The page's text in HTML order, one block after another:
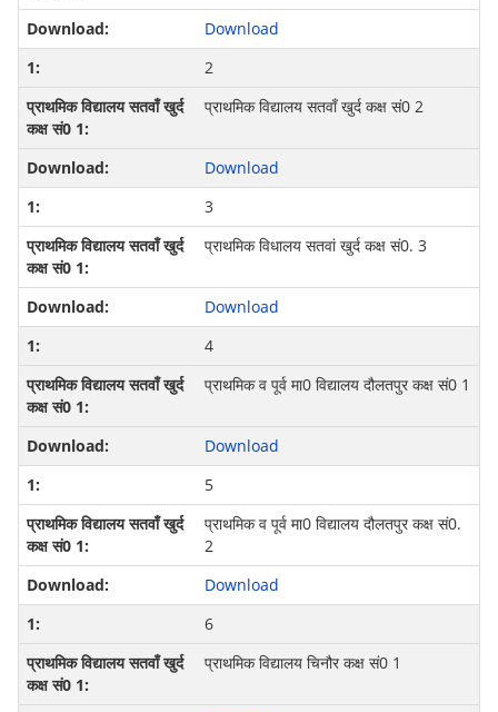
Download
2
प्राथमिक विद्यालय सतवाँ खुर्द कक्ष सं0 2
Download
3
प्राथमिक विधालय सतवां खुर्द कक्ष सं0. 3
Download
4
प्राथमिक व पूर्व मा0 विद्यालय दौलतपुर कक्ष सं0 1
Download
5
प्राथमिक व पूर्व मा0 विद्यालय दौलतपुर कक्ष सं0.
2
Download
6
प्राथमिक विद्यालय चिनौर कक्ष सं0 1